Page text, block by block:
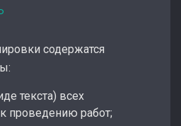
содержатся
текста) всех
проведению работ;